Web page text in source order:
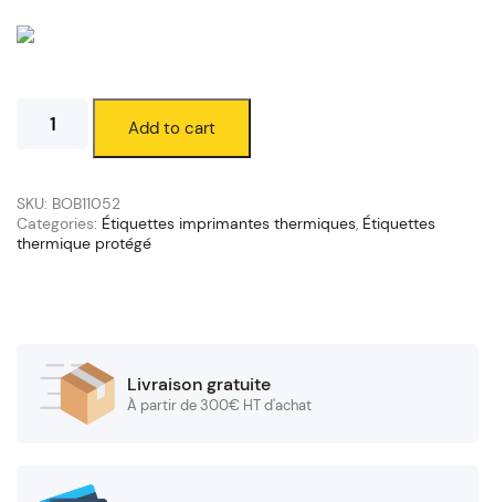
thermique
x
30
mm
Add to cart
SKU: BOB11052
Categories: Étiquettes imprimantes thermiques, Étiquettes
thermique protégé
Livraison gratuite
À partir de 300€ HT d'achat